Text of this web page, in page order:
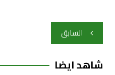
تصفّح
المقالات
السابق
شاهد ايضا